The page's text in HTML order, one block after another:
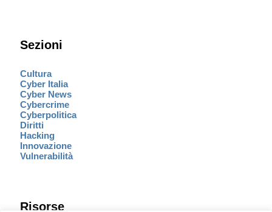
Sezioni
Cultura
Cyber Italia
Cyber News
Cybercrime
Cyberpolitica
Diritti
Hacking
Innovazione
Vulnerabilità
Risorse